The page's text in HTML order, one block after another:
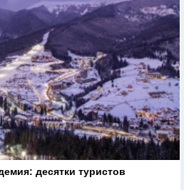
десятки туристов